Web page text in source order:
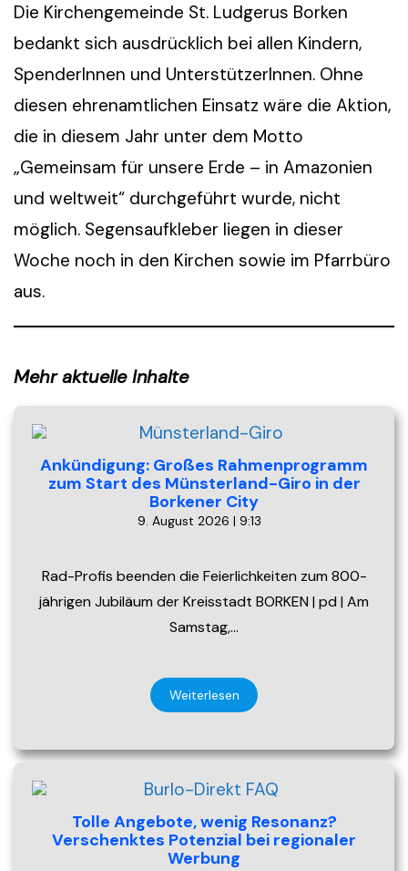
Die Kirchengemeinde St. Ludgerus Borken
bedankt sich ausdrücklich bei allen Kindern,
SpenderInnen und UnterstützerInnen. Ohne
diesen ehrenamtlichen Einsatz wäre die Aktion,
die in diesem Jahr unter dem Motto
„Gemeinsam für unsere Erde – in Amazonien
und weltweit“ durchgeführt wurde, nicht
möglich. Segensaufkleber liegen in dieser
Woche noch in den Kirchen sowie im Pfarrbüro
aus.
Mehr aktuelle Inhalte
Ankündigung: Großes Rahmenprogramm
zum Start des Münsterland-Giro in der
Borkener City
9. August 2026 | 9:13
Rad-Profis beenden die Feierlichkeiten zum 800-
jährigen Jubiläum der Kreisstadt BORKEN | pd | Am
Samstag,…
Weiterlesen
Tolle Angebote, wenig Resonanz?
Verschenktes Potenzial bei regionaler
Werbung